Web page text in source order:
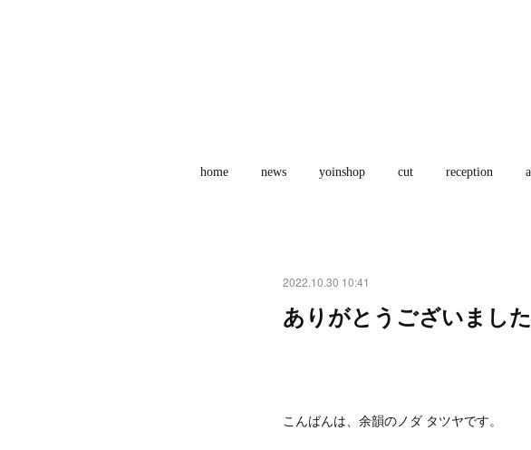
home news yoinshop cut reception
2022.10.30 10:41
ありがとうございました
こんばんは、余韻のノダ タツヤです。